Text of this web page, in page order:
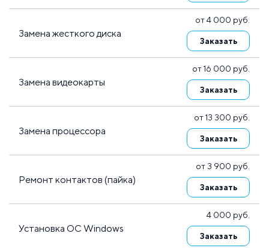
Замена жесткого диска
от 4 000 руб.
Заказать
Замена видеокарты
от 16 000 руб.
Заказать
Замена процессора
от 13 300 руб.
Заказать
Ремонт контактов (пайка)
от 3 900 руб.
Заказать
Установка ОС Windows
4 000 руб.
Заказать